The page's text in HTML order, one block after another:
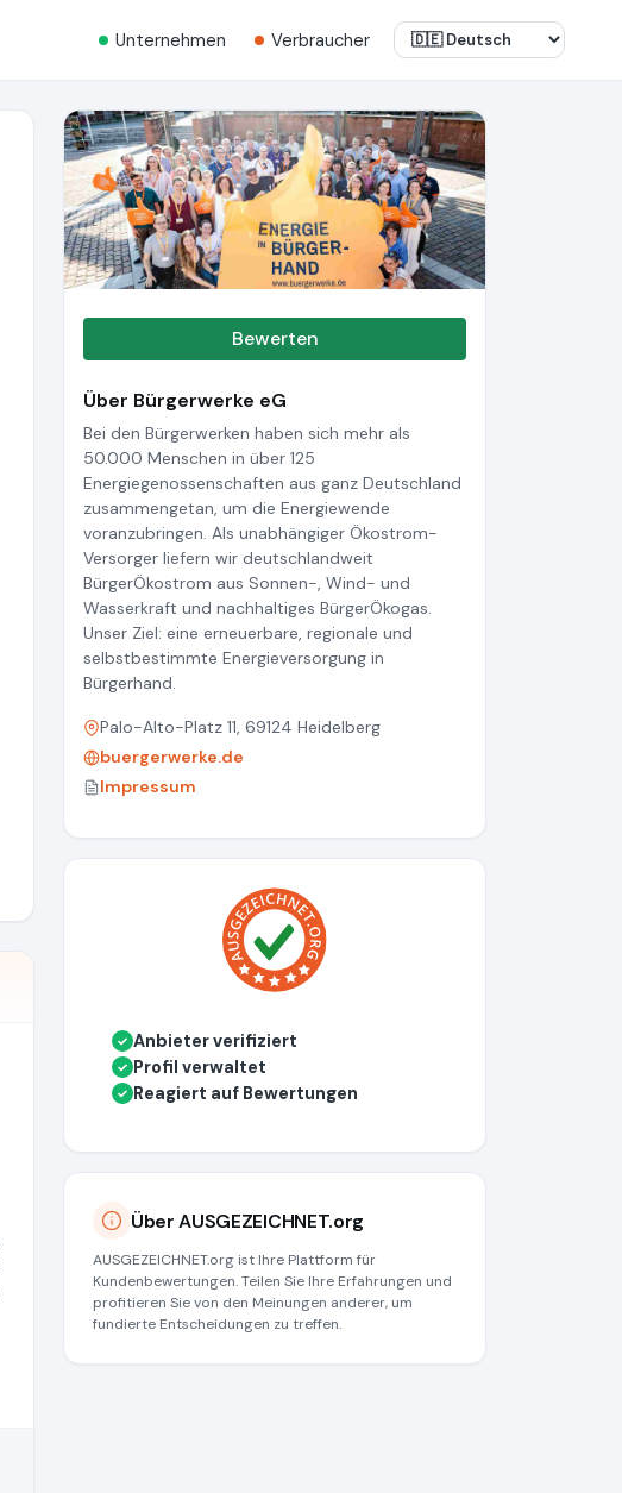
Unternehmen Verbraucher
Bewerten
Über Bürgerwerke eG
Bei den Bürgerwerken haben sich mehr als
50.000 Menschen in über 125
Energiegenossenschaften aus ganz Deutschland
zusammengetan, um die Energiewende
voranzubringen. Als unabhängiger Ökostrom-
Versorger liefern wir deutschlandweit
BürgerÖkostrom aus Sonnen-, Wind- und
Wasserkraft und nachhaltiges BürgerÖkogas.
Unser Ziel: eine erneuerbare, regionale und
selbstbestimmte Energieversorgung in
Bürgerhand.
Palo-Alto-Platz 11, 69124 Heidelberg
buergerwerke.de
Impressum
✓ Anbieter verifiziert
✓ Profil verwaltet
✓ Reagiert auf Bewertungen
Über AUSGEZEICHNET.org
AUSGEZEICHNET.org ist Ihre Plattform für
Kundenbewertungen. Teilen Sie Ihre Erfahrungen und
profitieren Sie von den Meinungen anderer, um
fundierte Entscheidungen zu treffen.